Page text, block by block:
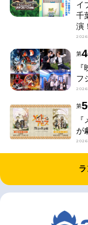
イ
千
演！
第4
フ
第5
が